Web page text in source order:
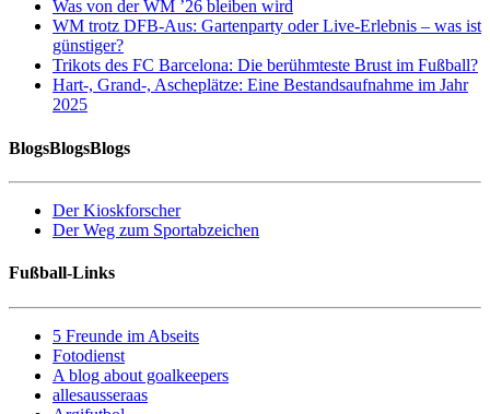
Was von der WM ’26 bleiben wird
WM trotz DFB-Aus: Gartenparty oder Live-Erlebnis – was ist
günstiger?
Trikots des FC Barcelona: Die berühmteste Brust im Fußball?
Hart-, Grand-, Ascheplätze: Eine Bestandsaufnahme im Jahr
2025
BlogsBlogsBlogs
Der Kioskforscher
Der Weg zum Sportabzeichen
Fußball-Links
5 Freunde im Abseits
Fotodienst
A blog about goalkeepers
allesausseraas